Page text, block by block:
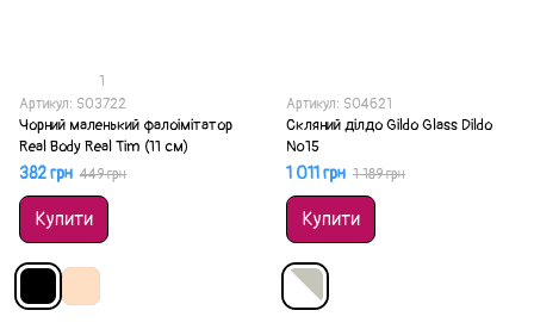
1
Артикул: SO3722
Чорний маленький фалоімітатор
Real Body Real Tim (11 см)
382 грн 449 грн
Купити
Артикул: SO4621
Скляний ділдо Gildo Glass Dildo
№15
1 011 грн 1 189 грн
Купити